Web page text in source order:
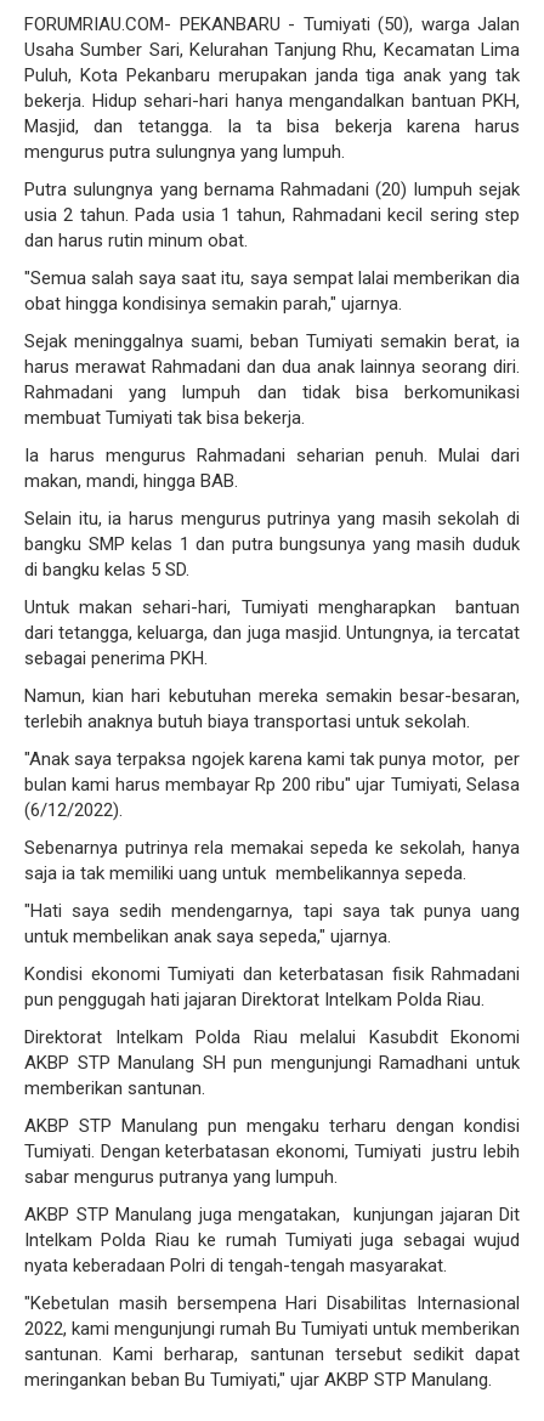
FORUMRIAU.COM- PEKANBARU - Tumiyati (50), warga Jalan
Usaha Sumber Sari, Kelurahan Tanjung Rhu, Kecamatan Lima
Puluh, Kota Pekanbaru merupakan janda tiga anak yang tak
bekerja. Hidup sehari-hari hanya mengandalkan bantuan PKH,
Masjid, dan tetangga. Ia ta bisa bekerja karena harus
mengurus putra sulungnya yang lumpuh.
Putra sulungnya yang bernama Rahmadani (20) lumpuh sejak
usia 2 tahun. Pada usia 1 tahun, Rahmadani kecil sering step
dan harus rutin minum obat.
"Semua salah saya saat itu, saya sempat lalai memberikan dia
obat hingga kondisinya semakin parah," ujarnya.
Sejak meninggalnya suami, beban Tumiyati semakin berat, ia
harus merawat Rahmadani dan dua anak lainnya seorang diri.
Rahmadani yang lumpuh dan tidak bisa berkomunikasi
membuat Tumiyati tak bisa bekerja.
Ia harus mengurus Rahmadani seharian penuh. Mulai dari
makan, mandi, hingga BAB.
Selain itu, ia harus mengurus putrinya yang masih sekolah di
bangku SMP kelas 1 dan putra bungsunya yang masih duduk
di bangku kelas 5 SD.
Untuk makan sehari-hari, Tumiyati mengharapkan bantuan
dari tetangga, keluarga, dan juga masjid. Untungnya, ia tercatat
sebagai penerima PKH.
Namun, kian hari kebutuhan mereka semakin besar-besaran,
terlebih anaknya butuh biaya transportasi untuk sekolah.
"Anak saya terpaksa ngojek karena kami tak punya motor, per
bulan kami harus membayar Rp 200 ribu" ujar Tumiyati, Selasa
(6/12/2022).
Sebenarnya putrinya rela memakai sepeda ke sekolah, hanya
saja ia tak memiliki uang untuk membelikannya sepeda.
"Hati saya sedih mendengarnya, tapi saya tak punya uang
untuk membelikan anak saya sepeda," ujarnya.
Kondisi ekonomi Tumiyati dan keterbatasan fisik Rahmadani
pun penggugah hati jajaran Direktorat Intelkam Polda Riau.
Direktorat Intelkam Polda Riau melalui Kasubdit Ekonomi
AKBP STP Manulang SH pun mengunjungi Ramadhani untuk
memberikan santunan.
AKBP STP Manulang pun mengaku terharu dengan kondisi
Tumiyati. Dengan keterbatasan ekonomi, Tumiyati justru lebih
sabar mengurus putranya yang lumpuh.
AKBP STP Manulang juga mengatakan, kunjungan jajaran Dit
Intelkam Polda Riau ke rumah Tumiyati juga sebagai wujud
nyata keberadaan Polri di tengah-tengah masyarakat.
"Kebetulan masih bersempena Hari Disabilitas Internasional
2022, kami mengunjungi rumah Bu Tumiyati untuk memberikan
santunan. Kami berharap, santunan tersebut sedikit dapat
meringankan beban Bu Tumiyati," ujar AKBP STP Manulang.